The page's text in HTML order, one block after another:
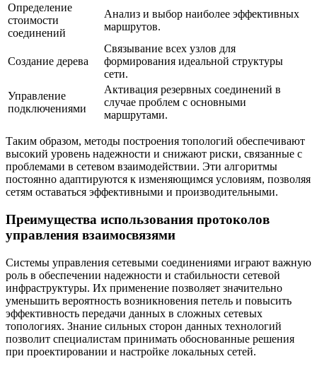
Определение
стоимости
соединений
Анализ и выбор наиболее эффективных
маршрутов.
Создание дерева
Связывание всех узлов для
формирования идеальной структуры
сети.
Управление
подключениями
Активация резервных соединений в
случае проблем с основными
маршрутами.
Таким образом, методы построения топологий обеспечивают
высокий уровень надежности и снижают риски, связанные с
проблемами в сетевом взаимодействии. Эти алгоритмы
постоянно адаптируются к изменяющимся условиям, позволяя
сетям оставаться эффективными и производительными.
Преимущества использования протоколов
управления взаимосвязями
Системы управления сетевыми соединениями играют важную
роль в обеспечении надежности и стабильности сетевой
инфраструктуры. Их применение позволяет значительно
уменьшить вероятность возникновения петель и повысить
эффективность передачи данных в сложных сетевых
топологиях. Знание сильных сторон данных технологий
позволит специалистам принимать обоснованные решения
при проектировании и настройке локальных сетей.